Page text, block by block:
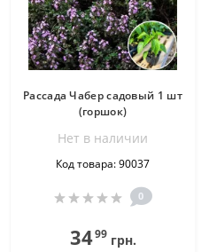
Рассада Чабер садовый 1 шт
(горшок)
Нет в наличии
Код товара: 90037
0
3499грн.